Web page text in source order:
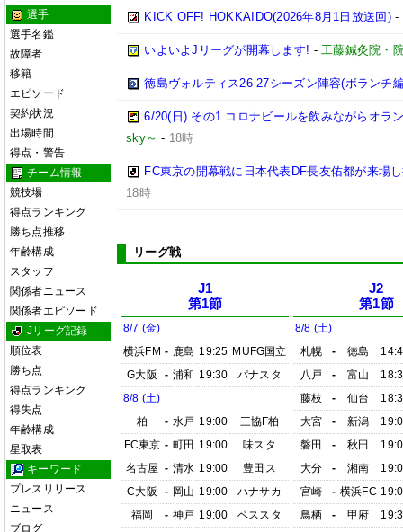
選手
選手名鑑
故障者
移籍
エピソード
契約状況
出場時間
得点・警告
チーム情報
競技場
得点ランキング
勝ち点推移
年齢構成
スタッフ
関係者ニュース
関係者エピソード
Jリーグ記録
順位表
勝ち点
得点ランキング
得失点
年齢構成
星取表
キーワード
プレスリリース
ニュース
ブログ
KICK OFF! HOKKAIDO(2026年8月1日放送回)-
いよいよJリーグが開幕します! -工藤鍼灸院・
徳島ヴォルティス26-27シーズン陣容(ボランチ
6/20(日) その1 コロナビールを飲みながらオラ
sky～ - 18時
FC東京の開幕戦に日本代表DF長友佑都が来場
18時
リーグ戦
J1
第1節
8/7 (金)
横浜FM - 鹿島 19:25 MUFG国立
G大阪
- 浦和 19:30
パナスタ
8/8 (土)
柏
- 水戸 19:00
三協F柏
FC東京 - 町田 19:00
味スタ
名古屋 - 清水 19:00
豊田ス
C大阪
- 岡山 19:00
ハナサカ
福岡
- 神戸 19:00
ベススタ
J2
第1節
8/8 (土)
札幌
- 徳島
八戸
- 富山
藤枝
- 仙台
大宮
- 新潟
磐田
- 秋田
大分
- 湘南
宮崎
- 横浜FC
鳥栖
- 甲府